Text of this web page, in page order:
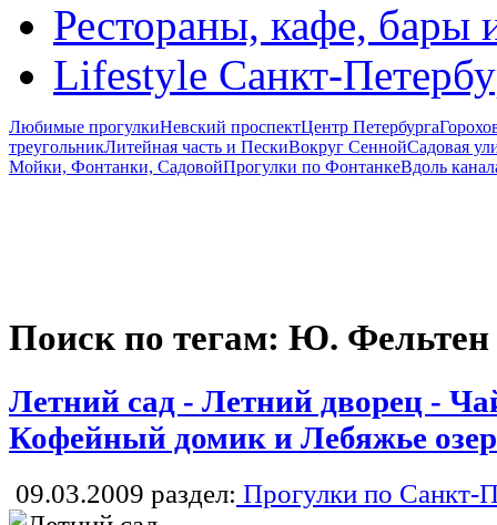
Рестораны, кафе, бары
Lifestyle Санкт-
Любимые прогулкиНевский проспектЦентр Петербурга
треугольникЛитейная часть и ПескиВокруг СеннойСадовая
Мойки, Фонтанки, СадовойПрогулки по ФонтанкеВдоль
Поиск по тегам: Ю. Фельтен
Летний сад - Летний дворец -
Кофейный домик и Лебяжье
09.03.2009 раздел: Прогулки по Санкт-